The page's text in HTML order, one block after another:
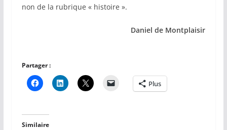
non de la rubrique « histoire ».
Daniel de Montplaisir
Partager :
Plus
Similaire